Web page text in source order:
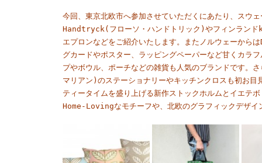
今回、東京北欧市へ参加させていただくにあたり、スウ
Handtryck(フローソ・ハンドトリック)やフィンランド
エプロンなどをご紹介いたします。またノルウェーか
グカードやポスター、ラッピングペーパーなど甘くカラ
プやボウル、ポーチなどの雑貨も人気のブランドです
マリアン)のステーショナリーやキッチンクロスも初お
ティータイムを盛り上げる新作ストックホルムとイエテ
Home-Lovingなモチーフや、北欧のグラフィックデザイ